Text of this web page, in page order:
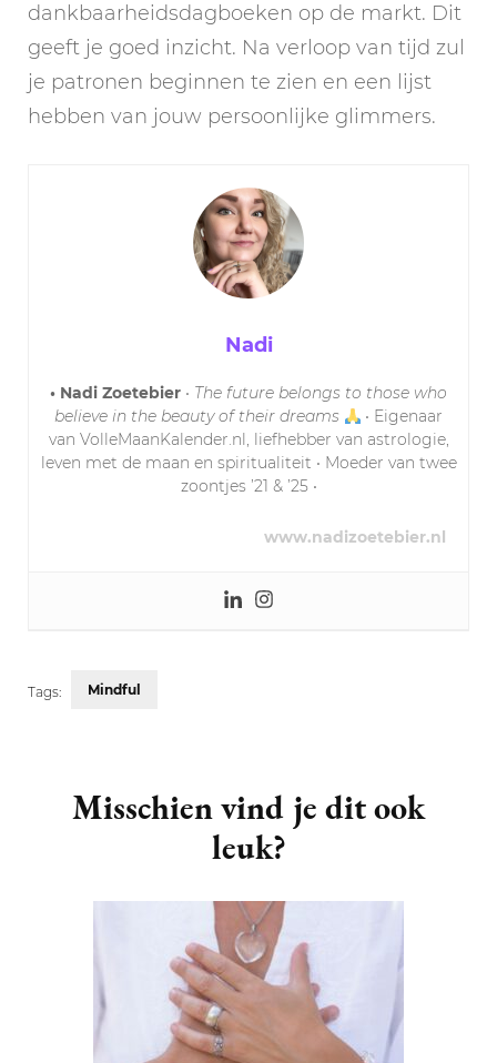
dankbaarheidsdagboeken op de markt. Dit
geeft je goed inzicht. Na verloop van tijd zul
je patronen beginnen te zien en een lijst
hebben van jouw persoonlijke glimmers.
Nadi
• Nadi Zoetebier • The future belongs to those who
believe in the beauty of their dreams
• Eigenaar
van VolleMaanKalender.nl, liefhebber van astrologie,
leven met de maan en spiritualiteit • Moeder van twee
zoontjes ’21 & ’25 •
www.nadizoetebier.nl
Tags: Mindful
Navigation
Misschien vind je dit ook
leuk?